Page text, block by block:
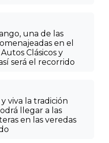
una de las
en el
Clásicos y
será el recorrido
viva la tradición
llegar a las
en las veredas